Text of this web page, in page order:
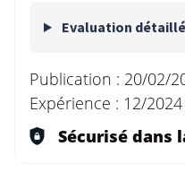
Evaluation
Publication : 20/02/
Expérience : 12/2024
Sécurisé dans